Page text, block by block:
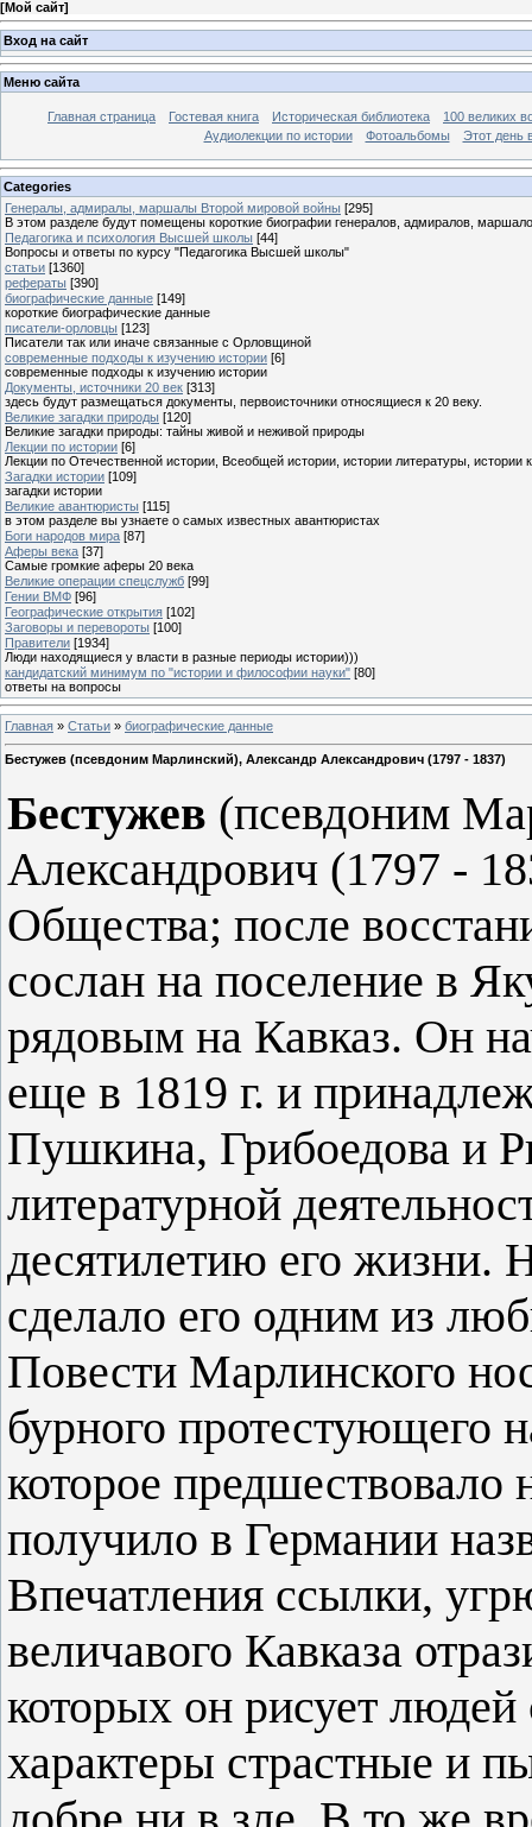
[Мой сайт]
Вход на сайт
Меню сайта
Главная страница Гостевая книга Историческая библиотека
100 великих
Аудиолекции по истории
Фотоальбомы Этот день
Categories
Генералы, адмиралы, маршалы Второй мировой войны [295]
В этом разделе будут помещены короткие биографии генералов, адмиралов,
Педагогика и психология Высшей школы [44]
Вопросы и ответы по курсу "Педагогика Высшей школы"
статьи [1360]
рефераты [390]
биографические данные [149]
короткие биографические данные
писатели-орловцы [123]
Писатели так или иначе связанные с Орловщиной
современные подходы к изучению истории [6]
современные подходы к изучению истории
Документы, источники 20 век [313]
здесь будут размещаться документы, первоисточники относящиеся к 20 веку.
Великие загадки природы [120]
Великие загадки природы: тайны живой и неживой природы
Лекции по истории [6]
Лекции по Отечественной истории, Всеобщей истории, истории литературы, истории
Загадки истории [109]
загадки истории
Великие авантюристы [115]
в этом разделе вы узнаете о самых известных авантюристах
Боги народов мира [87]
Аферы века [37]
Самые громкие аферы 20 века
Великие операции спецслужб [99]
Гении ВМФ [96]
Географические открытия [102]
Заговоры и перевороты [100]
Правители [1934]
Люди находящиеся у власти в разные периоды истории)))
кандидатский минимум по "истории и философии науки" [80]
ответы на вопросы
Главная » Статьи » биографические данные
Бестужев (псевдоним Марлинский), Александр Александрович (1797 - 1837)
Бестужев (псевдоним
Александрович (1797 -
Общества; после
сослан на поселение в
рядовым на Кавказ. Он
еще в 1819 г. и
Пушкина, Грибоедова и
литературной
десятилетию его жизни.
сделало его одним из
Повести Марлинского
бурного протестующего
которое предшествовало
получило в Германии
Впечатления ссылки,
величавого Кавказа
которых он рисует
характеры страстные и